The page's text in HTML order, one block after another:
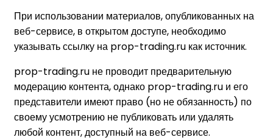
При использовании материалов, опубликованных на
веб-сервисе, в открытом доступе, необходимо
указывать ссылку на prop-trading.ru как источник.
prop-trading.ru не проводит предварительную
модерацию контента, однако prop-trading.ru и его
представители имеют право (но не обязанность) по
своему усмотрению не публиковать или удалять
любой контент, доступный на веб-сервисе.